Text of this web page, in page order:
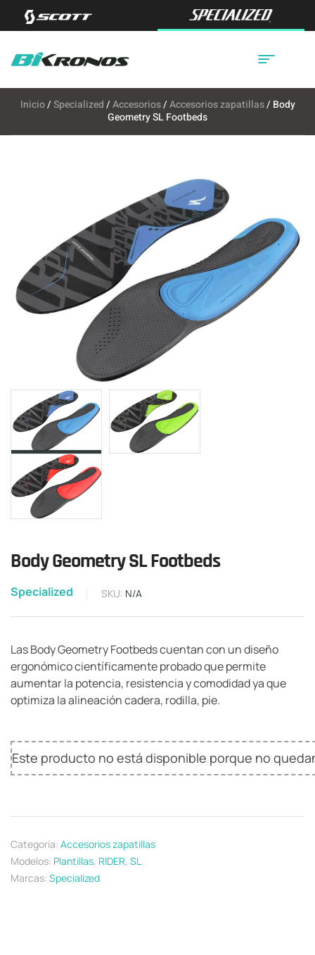
Inicio/Specialized/Accesorios/Accesorios zapatillas/ Body
Geometry SL Footbeds
Body Geometry SL Footbeds
Specialized SKU: N/A
Las Body Geometry Footbeds cuentan con un diseño
ergonómico científicamente probado que permite
aumentar la potencia, resistencia y comodidad ya que
optimiza la alineación cadera, rodilla, pie.
Este producto no está disponible porque no
Categoría: Accesorios zapatillas
Modelos: Plantillas, RIDER, SL
Marcas: Specialized